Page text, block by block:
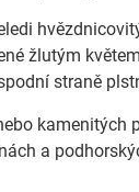
žlutým
straně
kamenitých
a